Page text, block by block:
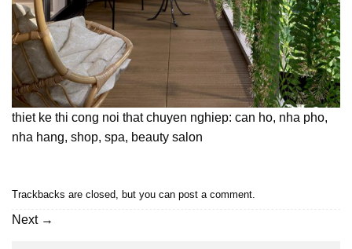
thiet ke thi cong noi that chuyen nghiep: can ho, nha pho,
nha hang, shop, spa, beauty salon
Trackbacks are closed, but you can post a comment.
Next →